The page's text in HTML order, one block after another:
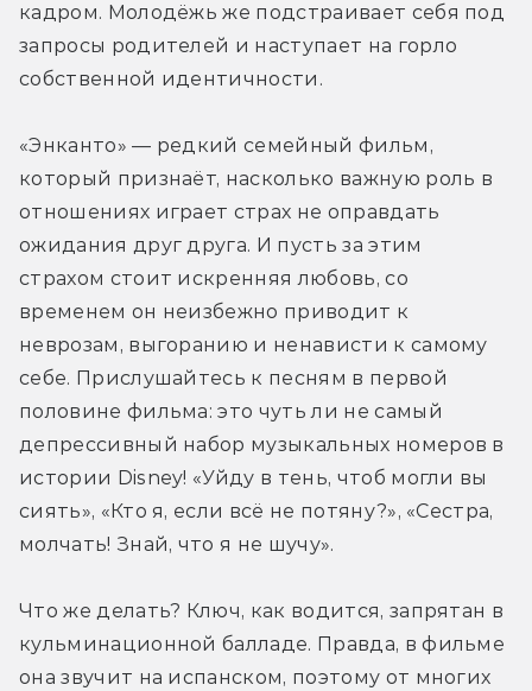
кадром. Молодёжь же подстраивает себя под
запросы родителей и наступает на горло
собственной идентичности.
«Энканто» — редкий семейный фильм,
который признаёт, насколько важную роль в
отношениях играет страх не оправдать
ожидания друг друга. И пусть за этим
страхом стоит искренняя любовь, со
временем он неизбежно приводит к
неврозам, выгоранию и ненависти к самому
себе. Прислушайтесь к песням в первой
половине фильма: это чуть ли не самый
депрессивный набор музыкальных номеров в
истории Disney! «Уйду в тень, чтоб могли вы
сиять», «Кто я, если всё не потяну?», «Сестра,
молчать! Знай, что я не шучу».
Что же делать? Ключ, как водится, запрятан в
кульминационной балладе. Правда, в фильме
она звучит на испанском, поэтому от многих